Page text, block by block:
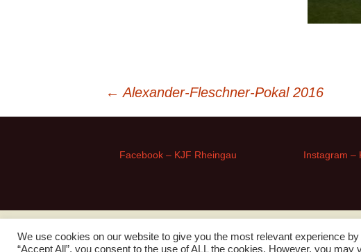
Beitragsnavigation
← Alexander-Fleschner-Pokal 2016
Facebook – KJF Rheingau Instagram –
We use cookies on our website to give you the most relevant experience
“Accept All”, you consent to the use of ALL the cookies. However, you